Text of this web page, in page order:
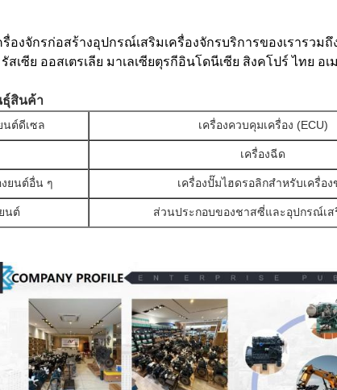
งจักรก่อสร้างอุปกรณ์เสริมเครื่องจักรบริการของเรารวม
ซีย ออสเตรเลีย มาเลเซียตุรกีอินโดนีเซีย สิงคโปร์ ไทย อเ
ธุ์สินค้า
นต์ดีเซล เครื่องควบคุมเครื่อง (ECU)
เครื่องฉีด
ยนต์อื่น ๆ เครื่องปั๊มไฮดรอลิกสําหรับเครื่อง
นต์ ส่วนประกอบของชาสซี่และอุปกรณ์เส